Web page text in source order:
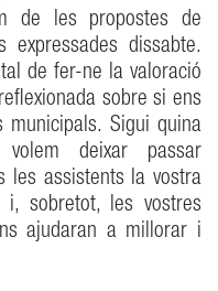
de les propostes de
expressades dissabte.
de fer-ne la valoració
sobre si ens
Sigui quina
deixar passar
les assistents la vostra
i, sobretot, les vostres
ajudaran a millorar i